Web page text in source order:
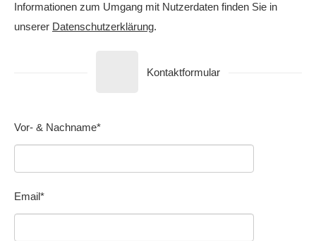
Informationen zum Umgang mit Nutzerdaten finden Sie in
unserer Datenschutzerklärung.
Kontaktformular
Vor- & Nachname*
Email*